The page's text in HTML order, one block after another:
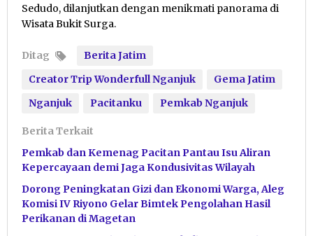
Sedudo, dilanjutkan dengan menikmati panorama di
Wisata Bukit Surga.
Ditag
Berita Jatim
Creator Trip Wonderfull Nganjuk
Gema Jatim
Nganjuk
Pacitanku Pemkab Nganjuk
Berita Terkait
Pemkab dan Kemenag Pacitan Pantau Isu Aliran
Kepercayaan demi Jaga Kondusivitas Wilayah
Dorong Peningkatan Gizi dan Ekonomi Warga, Aleg
Komisi IV Riyono Gelar Bimtek Pengolahan Hasil
Perikanan di Magetan